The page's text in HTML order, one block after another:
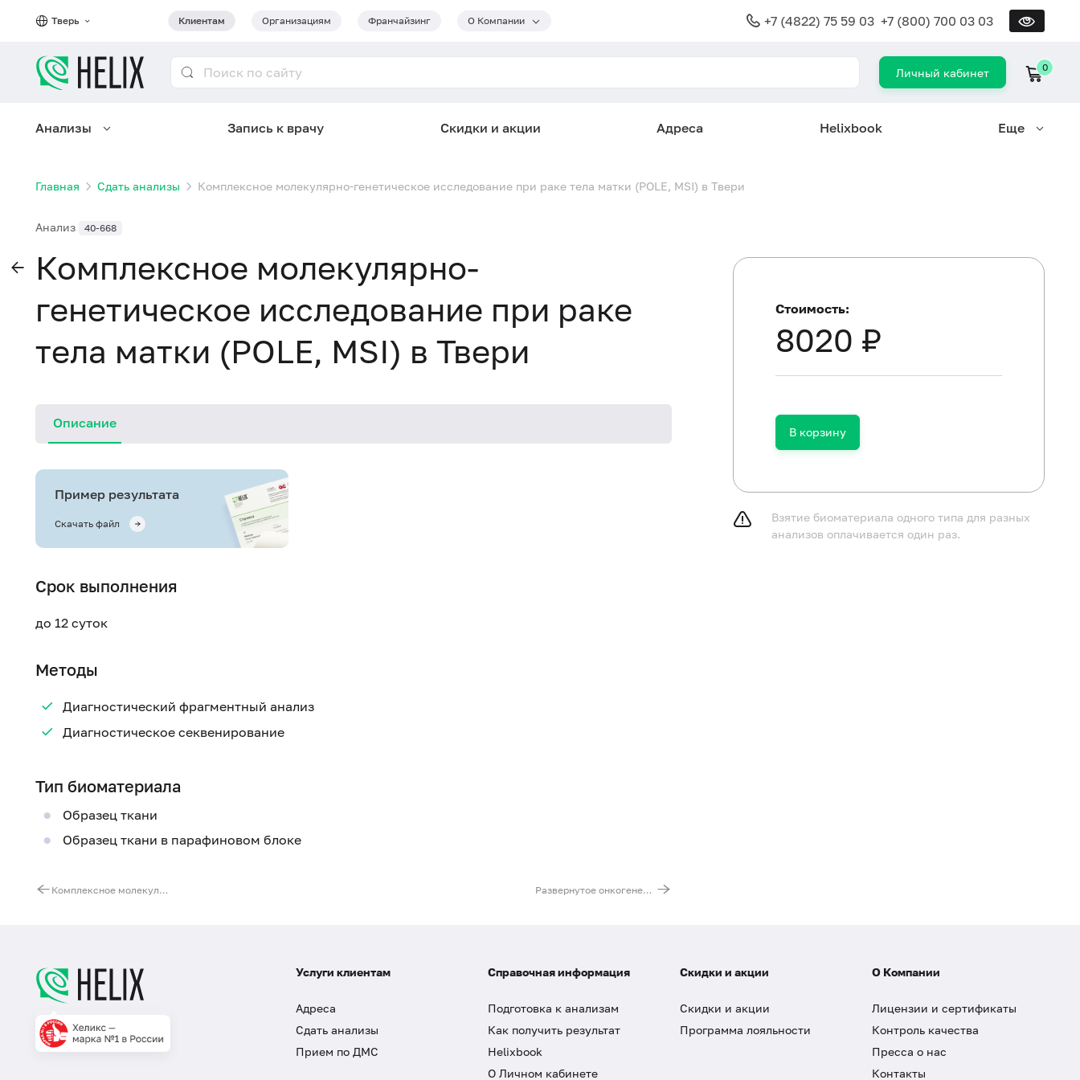
Тверь Клиентам Организациям Франчайзинг О Компании +7 (4822) 75 59 03 +7 (800) 700 03 03
Личный кабинет 0
Анализы Запись к врачу Скидки и акции Адреса Helixbook Еще
Главная Сдать анализы Комплексное молекулярно-генетическое исследование при раке тела матки (POLE, MSI) в Твери
Анализ 40-668
Комплексное молекулярно-
генетическое исследование при раке
тела матки (POLE, MSI) в Твери
Описание
Пример результата
Скачать файл
Срок выполнения
до 12 суток
Методы
Диагностический фрагментный анализ
Диагностическое секвенирование
Тип биоматериала
Образец ткани
Образец ткани в парафиновом блоке
Комплексное молекулярно-генетическое исследование при раке желудка (HER2 амплификация, MSI) Развернутое онкогенетическое исследование при колоректальном раке (MSI, BRAF, KRAS, NRAS)
Стоимость:
8020 ₽
В корзину
Взятие биоматериала одного типа для разных
анализов оплачивается один раз.
Услуги клиентам
Адреса
Сдать анализы
Прием по ДМС
Справочная информация
Подготовка к анализам
Как получить результат
Helixbook
О Личном кабинете
Скидки и акции
Скидки и акции
Программа лояльности
О Компании
Лицензии и сертификаты
Контроль качества
Пресса о нас
Контакты